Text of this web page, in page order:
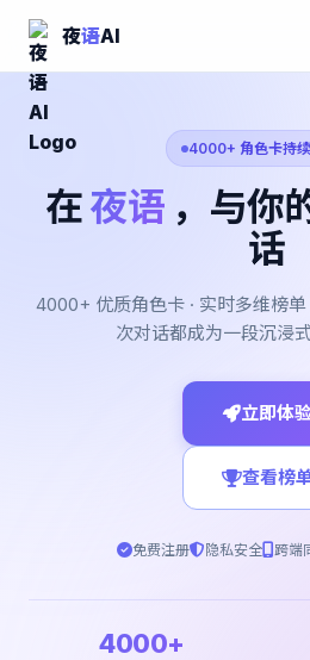
夜语AI
4000+ 角色卡持
在夜语 ，与你
话
4000+ 优质角色卡 · 实时多维榜
次对话都成为一段沉浸
立即体
查看榜
免费注册 隐私安全 跨端
4000+